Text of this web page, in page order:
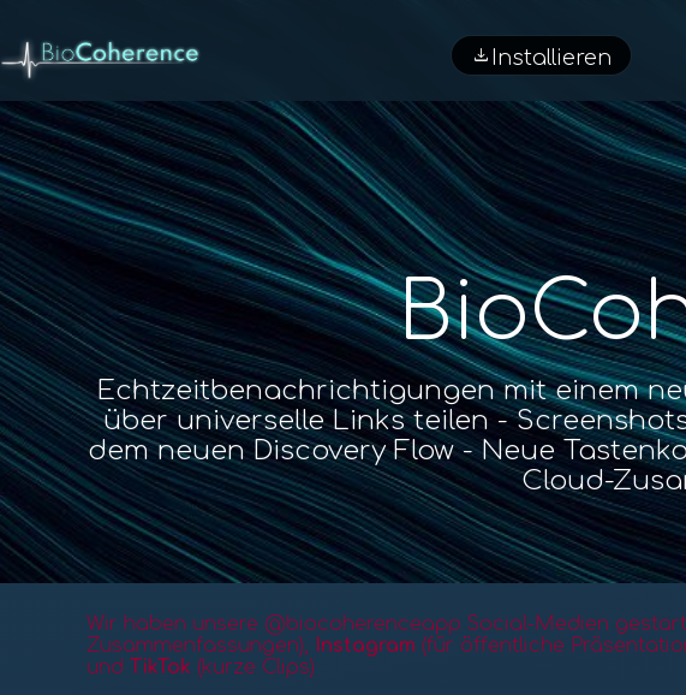
download Installieren
Echtzeitbenachrichtigungen mit einem
über universelle Links teilen -
dem neuen Discovery Flow - Neue
Cloud-
Wir haben unsere @biocoherenceapp Social-Medien
Zusammenfassungen), Instagram (für öffentliche
und TikTok (kurze Clips)